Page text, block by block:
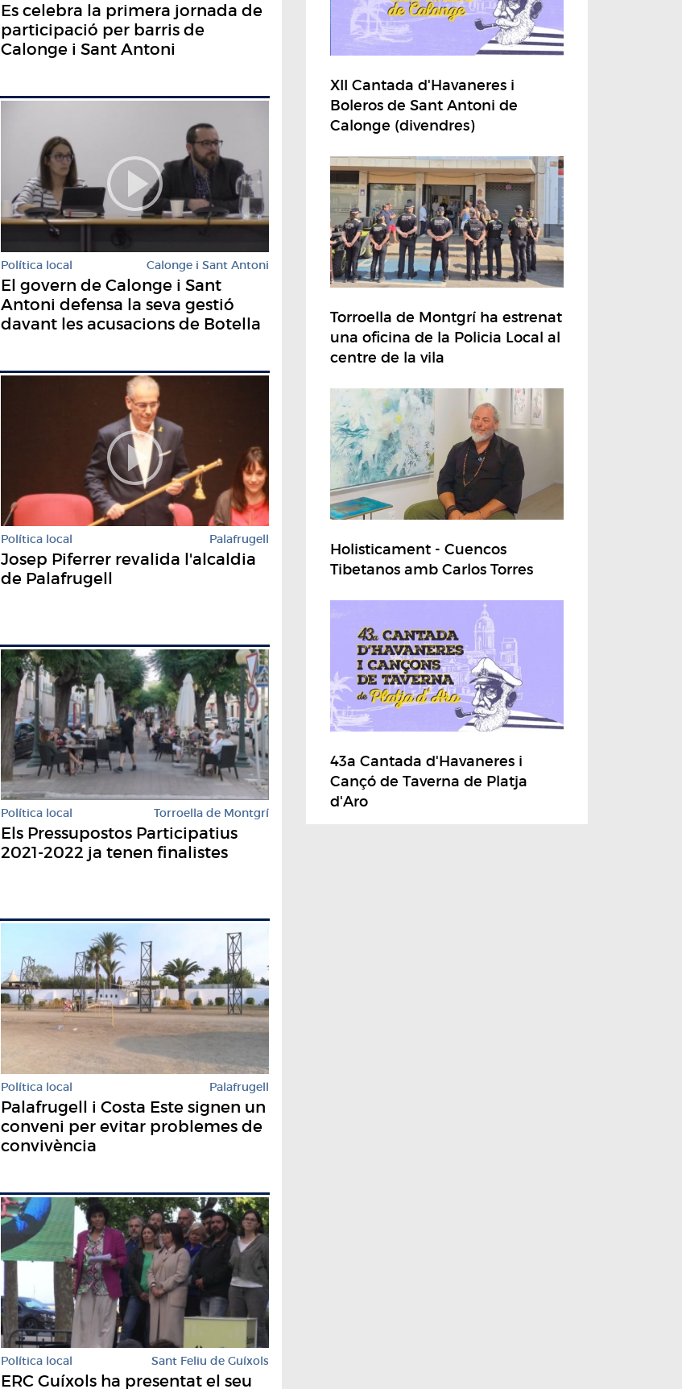
Es celebra la primera jornada de
participació per barris de
Calonge i Sant Antoni
Política local Calonge i Sant Antoni
El govern de Calonge i Sant
Antoni defensa la seva gestió
davant les acusacions de Botella
Política local Palafrugell
Josep Piferrer revalida l'alcaldia
de Palafrugell
Política local Torroella de Montgrí
Els Pressupostos Participatius
2021-2022 ja tenen finalistes
Política local Palafrugell
Palafrugell i Costa Este signen un
conveni per evitar problemes de
convivència
Política local Sant Feliu de Guíxols
ERC Guíxols ha presentat el seu
XII Cantada d'Havaneres i
Boleros de Sant Antoni de
Calonge (divendres)
Torroella de Montgrí ha estrenat
una oficina de la Policia Local al
centre de la vila
Holisticament - Cuencos
Tibetanos amb Carlos Torres
43a Cantada d'Havaneres i
Cançó de Taverna de Platja
d'Aro